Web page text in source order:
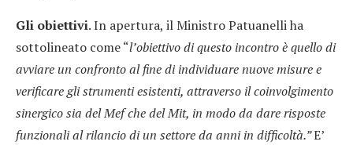
Gli obiettivi. In apertura, il Ministro Patuanelli ha
sottolineato come “l’obiettivo di questo incontro è quello di
avviare un confronto al fine di individuare nuove misure e
verificare gli strumenti esistenti, attraverso il coinvolgimento
sinergico sia del Mef che del Mit, in modo da dare risposte
funzionali al rilancio di un settore da anni in difficoltà.”E’